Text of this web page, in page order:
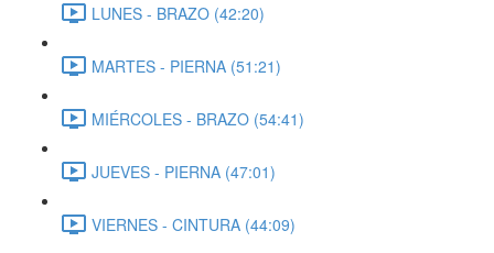
LUNES - BRAZO (42:20)
MARTES - PIERNA (51:21)
MIÉRCOLES - BRAZO (54:41)
JUEVES - PIERNA (47:01)
VIERNES - CINTURA (44:09)